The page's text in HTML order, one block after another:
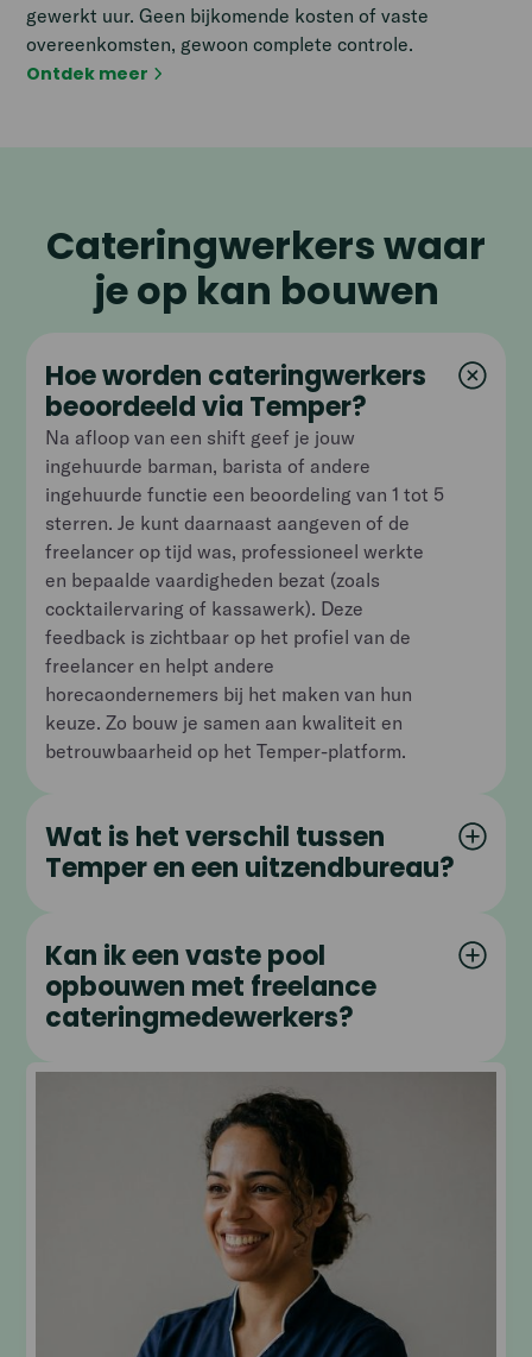
gewerkt uur. Geen bijkomende kosten of vaste
overeenkomsten, gewoon complete controle.
Ontdek meer
Cateringwerkers waar
je op kan bouwen
Hoe worden cateringwerkers
beoordeeld via Temper?
Na afloop van een shift geef je jouw
ingehuurde barman, barista of andere
ingehuurde functie een beoordeling van 1 tot 5
sterren. Je kunt daarnaast aangeven of de
freelancer op tijd was, professioneel werkte
en bepaalde vaardigheden bezat (zoals
cocktailervaring of kassawerk). Deze
feedback is zichtbaar op het profiel van de
freelancer en helpt andere
horecaondernemers bij het maken van hun
keuze. Zo bouw je samen aan kwaliteit en
betrouwbaarheid op het Temper-platform.
Wat is het verschil tussen
Temper en een uitzendbureau?
Kan ik een vaste pool
opbouwen met freelance
cateringmedewerkers?